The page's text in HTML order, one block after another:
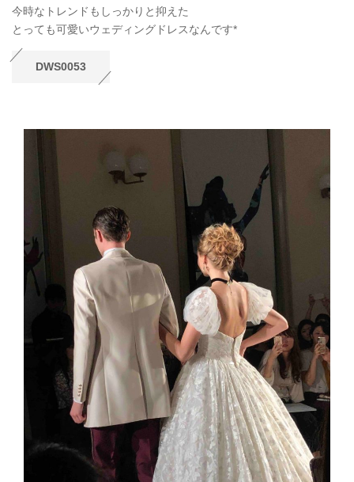
今時なトレンドもしっかりと抑えた
とっても可愛いウェディングドレスなんです*
DWS0053